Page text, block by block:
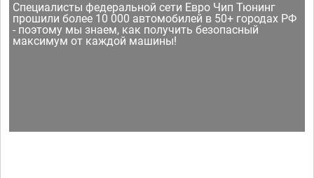
Специалисты федеральной сети Евро Чип Тюнинг
прошили более 10 000 автомобилей в 50+ городах РФ
- поэтому мы знаем, как получить безопасный
максимум от каждой машины!